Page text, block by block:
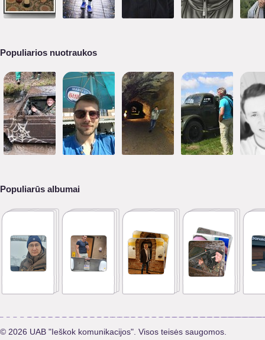
Populiarios nuotraukos
Populiarūs albumai
© 2026 UAB "Ieškok komunikacijos". Visos teisės saugomos.